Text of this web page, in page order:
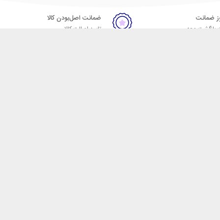
بازگشت وجه
ضمانت اصل‌بودن کالا
تایید اصالت کالا